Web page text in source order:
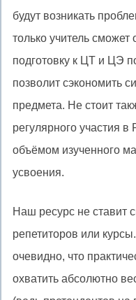
будут возникать
только учитель сможет
подготовку к ЦТ и ЦЭ
позволит сэкономить
предмета. Не стоит
регулярного участия
объёмом изученного
усвоения.
Наш ресурс не ставит
репетиторов или
очевидно, что
охватить абсолютно